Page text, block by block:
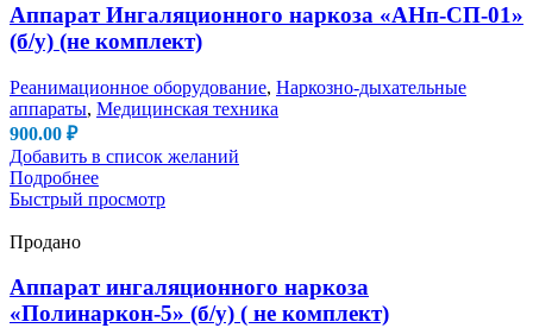
Аппарат Ингаляционного наркоза «АНп-СП-01»
(б/у) (не комплект)
Реанимационное оборудование, Наркозно-дыхательные
аппараты, Медицинская техника
900.00 ₽
Добавить в список желаний
Подробнее
Быстрый просмотр
Продано
Аппарат ингаляционного наркоза
«Полинаркон-5» (б/у) ( не комплект)